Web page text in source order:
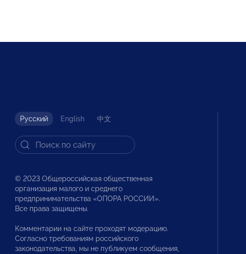
Русский English 中文
© 2023 Общероссийская общественная
организация малого и среднего
предпринимательства «ОПОРА РОССИИ».
Все права защищены.
Комментарии на сайте проходят модерацию.
Согласно требованиям российского
законодательства, мы не публикуем сообщения,